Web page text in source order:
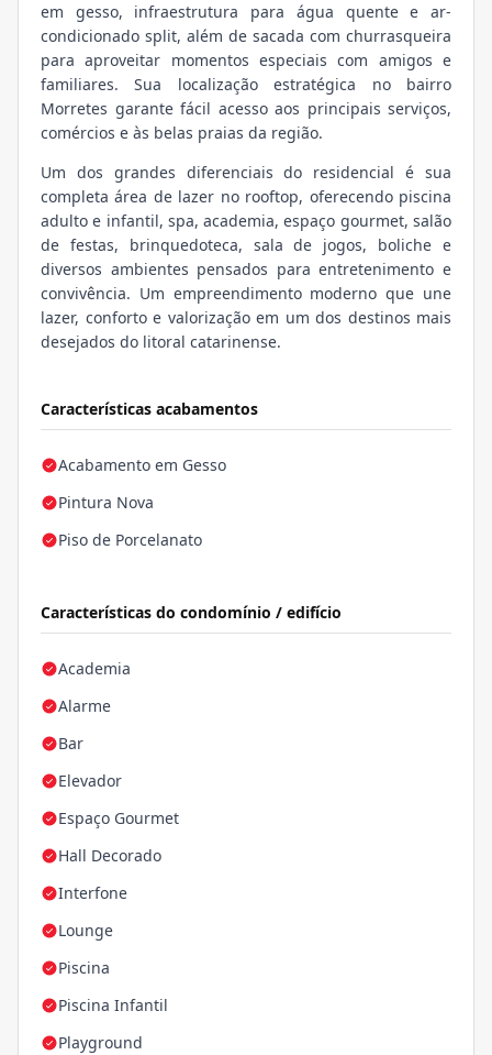
Características acabamentos
Acabamento em Gesso
Pintura Nova
Piso de Porcelanato
Características do condomínio / edifício
Academia
Alarme
Bar
Elevador
Espaço Gourmet
Hall Decorado
Interfone
Lounge
Piscina
Piscina Infantil
Playground
em gesso, infraestrutura para água quente e ar-
condicionado split, além de sacada com churrasqueira
para aproveitar momentos especiais com amigos e
familiares. Sua localização estratégica no bairro
Morretes garante fácil acesso aos principais serviços,
comércios e às belas praias da região.
Um dos grandes diferenciais do residencial é sua
completa área de lazer no rooftop, oferecendo piscina
adulto e infantil, spa, academia, espaço gourmet, salão
de festas, brinquedoteca, sala de jogos, boliche e
diversos ambientes pensados para entretenimento e
convivência. Um empreendimento moderno que une
lazer, conforto e valorização em um dos destinos mais
desejados do litoral catarinense.